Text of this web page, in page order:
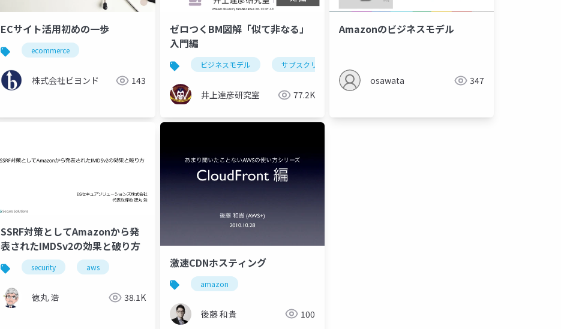
graviton3 高速化シリーズ
ECサイト活用初めの一歩
ecommerce
株式会社ビヨンド 143
ゼロつくBM図解「似て非なる」
入門編
ビジネスモデル サブスクリプション
井上達彦研究室 77.2K
Amazonのビジネスモデル
osawata 347
沼
SSRF対策としてAmazonから発
表されたIMDSv2の効果と破り方
security aws
徳丸 浩 38.1K
激速CDNホスティング
amazon
後藤 和貴 100